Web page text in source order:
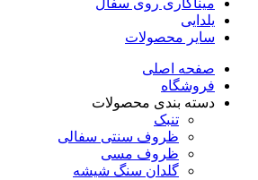
میناکاری روی سفال
یلدایی
سایر محصولات
صفحه اصلی
فروشگاه
دسته بندی محصولات
تنبک
ظروف سنتی سفالی
ظروف مسی
گلدان سنگ شیشه